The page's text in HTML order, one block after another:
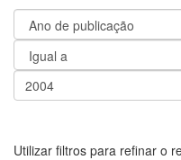
Utilizar filtros para refinar o